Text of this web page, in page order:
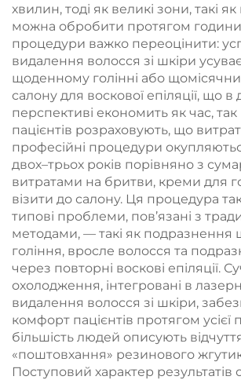
хвилин, тоді як великі зони, такі
можна обробити протягом
процедури важко переоцінити:
видалення волосся зі шкіри
щоденному голінні або
салону для воскової епіляції, що в
перспективі економить як час, так
пацієнтів розраховують, що
професійні процедури
двох–трьох років порівняно з
витратами на бритви, креми для
візити до салону. Ця процедура
типові проблеми, пов’язані з
методами, — такі як подразнення
гоління, вросле волосся та
через повторні воскові епіляції.
охолодження, інтегровані в
видалення волосся зі шкіри,
комфорт пацієнтів протягом усієї
більшість людей описують
«поштовхання» резинового
Поступовий характер результатів